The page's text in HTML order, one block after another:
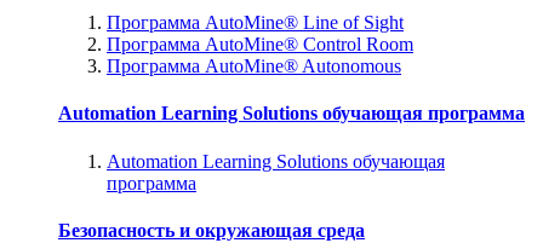
Программа AutoMine® Line of Sight
Программа AutoMine® Control Room
Программа AutoMine® Autonomous
Automation Learning Solutions обучающая программа
Automation Learning Solutions обучающая
программа
Безопасность и окружающая среда